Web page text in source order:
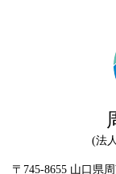
法
〒745-8655 山口県